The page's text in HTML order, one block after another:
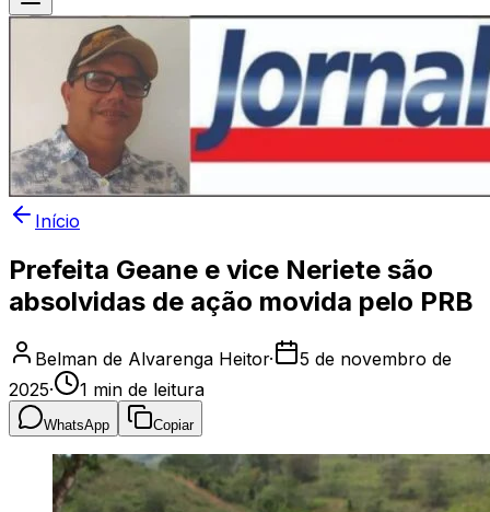
Início
Prefeita Geane e vice Neriete são
absolvidas de ação movida pelo PRB
Belman de Alvarenga Heitor·
5 de novembro de
2025· 1 min de leitura
WhatsApp Copiar